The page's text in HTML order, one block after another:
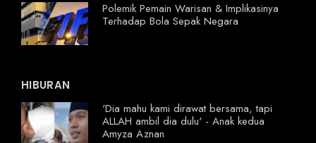
Polemik Pemain Warisan & Implikasinya
Terhadap Bola Sepak Negara
HIBURAN
'Dia mahu kami dirawat bersama, tapi
ALLAH ambil dia dulu' - Anak kedua
Amyza Aznan